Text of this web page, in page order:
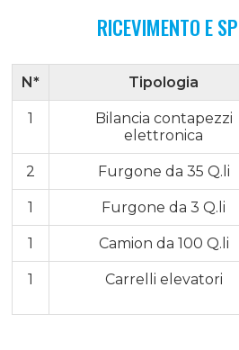
RICEVIMENTO E
N* Tipologia
1
Bilancia contapezzi
elettronica
2 Furgone da 35 Q.li
1 Furgone da 3 Q.li
1 Camion da 100 Q.li
1 Carrelli elevatori